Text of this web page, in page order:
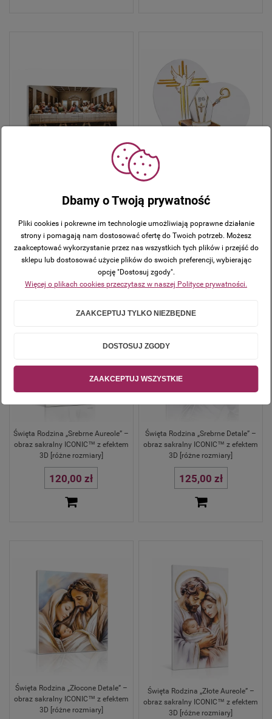
[różne rozmiary]
120,00 zł
Pamiątka Bierzmowania – obraz
[różne rozmiary]
89,00 zł
Święta Rodzina „Srebrne Aureole” –
obraz sakralny ICONIC™ z efektem
3D [różne rozmiary]
120,00 zł
Święta Rodzina „Srebrne Detale” –
obraz sakralny ICONIC™ z efektem
3D [różne rozmiary]
125,00 zł
Święta Rodzina „Złocone Detale” –
obraz sakralny ICONIC™ z efektem
3D [różne rozmiary]
Święta Rodzina „Złote Aureole” –
obraz sakralny ICONIC™ z efektem
3D [różne rozmiary]
Dbamy o Twoją prywatność
Pliki cookies i pokrewne im technologie umożliwiają poprawne działanie
strony i pomagają nam dostosować ofertę do Twoich potrzeb. Możesz
zaakceptować wykorzystanie przez nas wszystkich tych plików i przejść do
sklepu lub dostosować użycie plików do swoich preferencji, wybierając
opcję "Dostosuj zgody".
Więcej o plikach cookies przeczytasz w naszej Polityce prywatności.
ZAAKCEPTUJ TYLKO NIEZBĘDNE
DOSTOSUJ ZGODY
ZAAKCEPTUJ WSZYSTKIE